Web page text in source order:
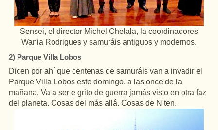
Sensei, el director Michel Chelala, la coordinadores
Wania Rodrigues y samuráis antiguos y modernos.
2) Parque Villa Lobos
Dicen por ahí que centenas de samuráis van a invadir el
Parque Villa Lobos este domingo, a las once de la
mañana. Va a ser e grito de guerra jamás visto en otra faz
del planeta. Cosas del más allá. Cosas de Niten.